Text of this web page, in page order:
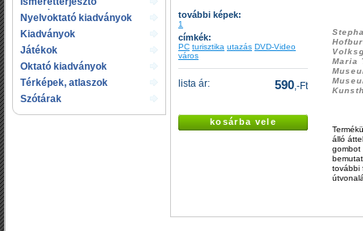
kiadványok
Nyelvoktató kiadványok
Kiadványok
gyermekeknek
Játékok
Oktató kiadványok
Térképek, atlaszok
Szótárak
további képek:
1
címkék:
PC turisztika utazás DVD-Video
város
lista ár: 590,-Ft
kosárba vele
Maria
álló
gombot
további